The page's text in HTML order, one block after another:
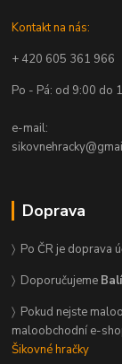
Kontakt na nás:
+ 420 605 361 966
Po - Pá: od 9:00 do
e-mail:
Doprava
〉 Po ČR je doprava
〉 Doporučujeme
〉 Pokud nejste
maloobchodní e-
Šikovné hračky